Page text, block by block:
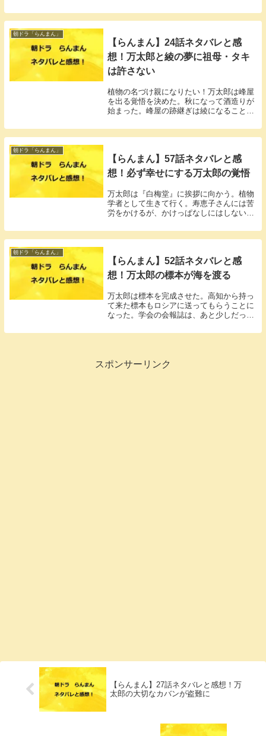
朝ドラ「らんまん」
【らんまん】24話ネタバレと感
想！万太郎と綾の夢に祖母・タキ
は許さない
植物の名づけ親になりたい！万太郎は峰屋
を出る覚悟を決めた。秋になって酒造りが
始まった。峰屋の跡継ぎは綾になることに
朝ドラ「らんまん」
【らんまん】57話ネタバレと感
想！必ず幸せにする万太郎の覚悟
万太郎は『白梅堂』に挨拶に向かう。植物
学者として生きて行く。寿恵子さんには苦
労をかけるが、かけっぱなしにはしない。
朝ドラ「らんまん」
【らんまん】52話ネタバレと感
想！万太郎の標本が海を渡る
万太郎は標本を完成させた。高知から持っ
て来た標本もロシアに送ってもらうことに
なった。学会の会報誌は、あと少しだっ
スポンサーリンク
【らんまん】27話ネタバレと感想！万
太郎の大切なカバンが盗難に